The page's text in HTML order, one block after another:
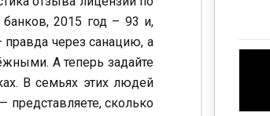
2015 год – 93 и,
через санацию, а
А теперь задайте
В семьях этих людей
представляете, сколько